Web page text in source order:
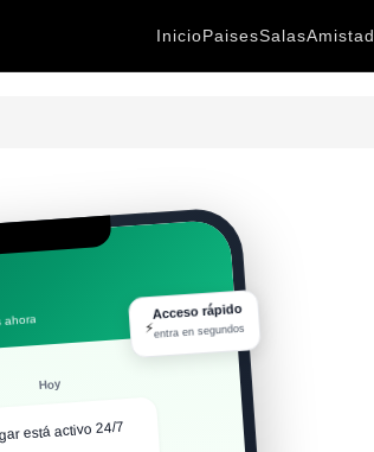
InicioPaisesSalasAmistad
ahora
Hoy
está activo 24/7
⚡
Acceso rápido
entra en segundos